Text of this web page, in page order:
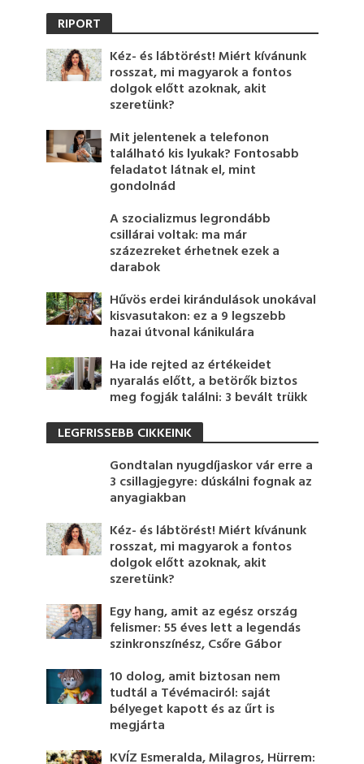
RIPORT
Kéz- és lábtörést! Miért kívánunk
rosszat, mi magyarok a fontos
dolgok előtt azoknak, akit
szeretünk?
Mit jelentenek a telefonon
található kis lyukak? Fontosabb
feladatot látnak el, mint
gondolnád
A szocializmus legrondább
csillárai voltak: ma már
százezreket érhetnek ezek a
darabok
Hűvös erdei kirándulások unokával
kisvasutakon: ez a 9 legszebb
hazai útvonal kánikulára
Ha ide rejted az értékeidet
nyaralás előtt, a betörők biztos
meg fogják találni: 3 bevált trükk
LEGFRISSEBB CIKKEINK
Gondtalan nyugdíjaskor vár erre a
3 csillagjegyre: dúskálni fognak az
anyagiakban
Kéz- és lábtörést! Miért kívánunk
rosszat, mi magyarok a fontos
dolgok előtt azoknak, akit
szeretünk?
Egy hang, amit az egész ország
felismer: 55 éves lett a legendás
szinkronszínész, Csőre Gábor
10 dolog, amit biztosan nem
tudtál a Tévémaciról: saját
bélyeget kapott és az űrt is
megjárta
KVÍZ Esmeralda, Milagros, Hürrem: